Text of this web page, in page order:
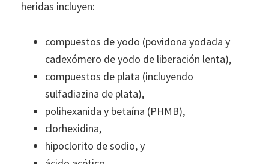
heridas incluyen:
compuestos de yodo (povidona yodada y
cadexómero de yodo de liberación lenta),
compuestos de plata (incluyendo
sulfadiazina de plata),
polihexanida y betaína (PHMB),
clorhexidina,
hipoclorito de sodio, y